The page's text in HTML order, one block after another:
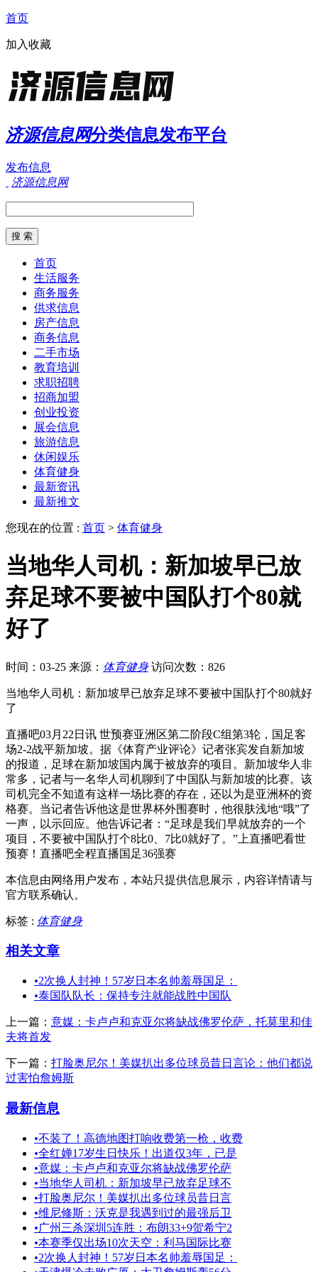
首页
加入收藏
济源信息网分类信息发布平台
发布信息
济源信息网
首页
生活服务
商务服务
供求信息
房产信息
商务信息
二手市场
教育培训
求职招聘
招商加盟
创业投资
展会信息
旅游信息
休闲娱乐
体育健身
最新资讯
最新推文
您现在的位置 : 首页 > 体育健身
当地华人司机：新加坡早已放
弃足球不要被中国队打个80就
好了
时间：03-25 来源： 体育健身 访问次数：826
当地华人司机：新加坡早已放弃足球不要被中国队打个80就好
了
直播吧03月22日讯 世预赛亚洲区第二阶段C组第3轮，国足客
场2-2战平新加坡。据《体育产业评论》记者张宾发自新加坡
的报道，足球在新加坡国内属于被放弃的项目。新加坡华人非
常多，记者与一名华人司机聊到了中国队与新加坡的比赛。该
司机完全不知道有这样一场比赛的存在，还以为是亚洲杯的资
格赛。当记者告诉他这是世界杯外围赛时，他很肤浅地“哦”了
一声，以示回应。他告诉记者：“足球是我们早就放弃的一个
项目，不要被中国队打个8比0、7比0就好了。”上直播吧看世
预赛！直播吧全程直播国足36强赛
本信息由网络用户发布， 本站只提供信息展示，内容详情请与
官方联系确认。
标签 : 体育健身
相关文章
•2次换人封神！57岁日本名帅羞辱国足：
•泰国队队长：保持专注就能战胜中国队
上一篇： 意媒：卡卢卢和克亚尔将缺战佛罗伦萨，托莫里和佳
夫将首发
下一篇： 打脸奥尼尔！美媒扒出多位球员昔日言论：他们都说
过害怕詹姆斯
最新信息
•不装了！高德地图打响收费第一枪，收费
•全红婵17岁生日快乐！出道仅3年，已是
•意媒：卡卢卢和克亚尔将缺战佛罗伦萨
•当地华人司机：新加坡早已放弃足球不
•打脸奥尼尔！美媒扒出多位球员昔日言
•维尼修斯：沃克是我遇到过的最强后卫
•广州三杀深圳5连胜：布朗33+9贺希宁2
•本赛季仅出场10次天空：利马国际比赛
•2次换人封神！57岁日本名帅羞辱国足：